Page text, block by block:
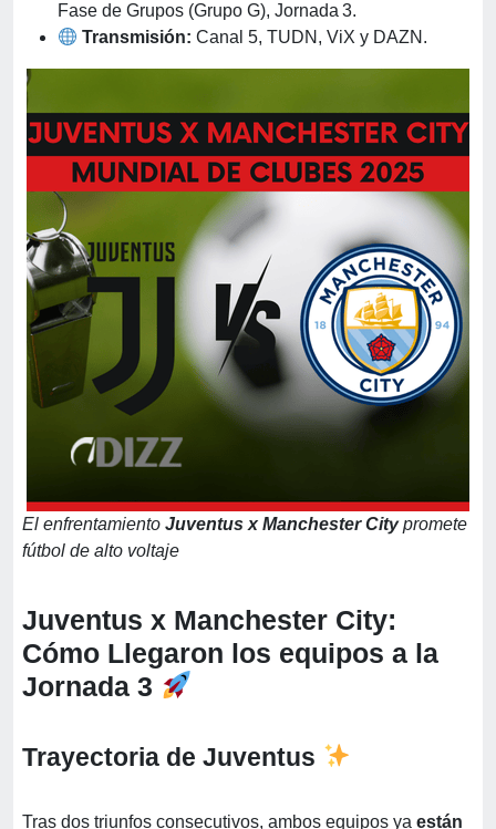
Fase de Grupos (Grupo G), Jornada 3.
Transmisión: Canal 5, TUDN, ViX y DAZN.
El enfrentamiento Juventus x Manchester Citypromete
fútbol de alto voltaje
Juventus x Manchester City:
Cómo Llegaron los equipos a la
Jornada 3
Trayectoria de Juventus
Tras dos triunfos consecutivos, ambos equipos ya están